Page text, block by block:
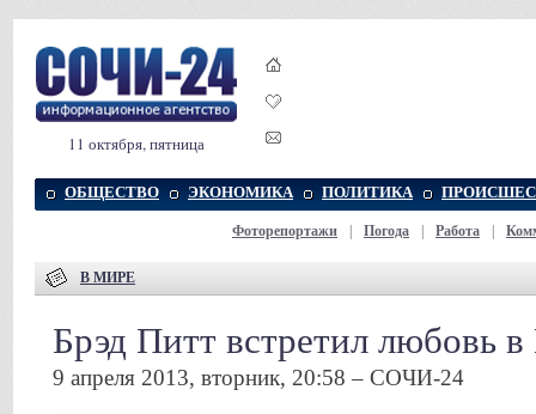
11 октября, пятница
ОБЩЕСТВО ЭКОНОМИКА ПОЛИТИКА
Фоторепортажи Погода Работа
В МИРЕ
Брэд Питт встретил любовь
9 апреля 2013, вторник, 20:58 – СОЧИ-24